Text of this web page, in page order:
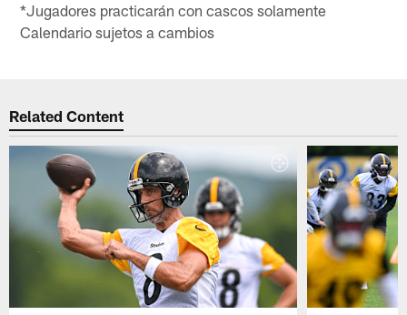
*Jugadores practicarán con cascos solamente
Calendario sujetos a cambios
Related Content